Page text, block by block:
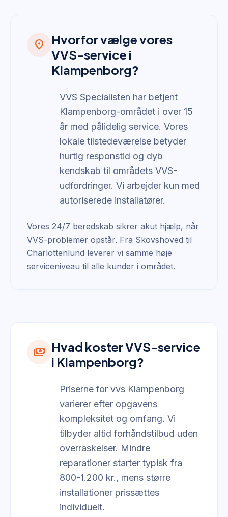
location_on
Hvorfor vælge vores
VVS-service i
Klampenborg?
VVS Specialisten har betjent
Klampenborg-området i over 15
år med pålidelig service. Vores
lokale tilstedeværelse betyder
hurtig responstid og dyb
kendskab til områdets VVS-
udfordringer. Vi arbejder kun med
autoriserede installatører.
Vores 24/7 beredskab sikrer akut hjælp, når
VVS-problemer opstår. Fra Skovshoved til
Charlottenlund leverer vi samme høje
serviceniveau til alle kunder i området.
payments Hvad koster VVS-service
i Klampenborg?
Priserne for vvs Klampenborg
varierer efter opgavens
kompleksitet og omfang. Vi
tilbyder altid forhåndstilbud uden
overraskelser. Mindre
reparationer starter typisk fra
800-1.200 kr., mens større
installationer prissættes
individuelt.